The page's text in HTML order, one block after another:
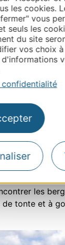
les cookies.
vous
seuls les
du site
vos choix
décorés,
du haut
Dans les
gagnent les
pâturent en
ou du
yeux cerclés
Rocamadour
sert aussi à
est invité à
les
de tonte et à